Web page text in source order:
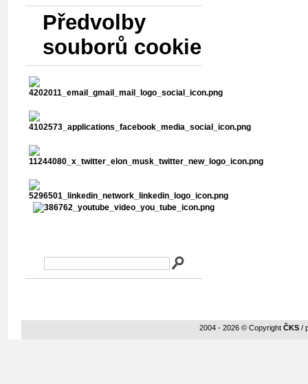
Předvolby
souborů cookie
2004 - 2026 © Copyright ČKS /